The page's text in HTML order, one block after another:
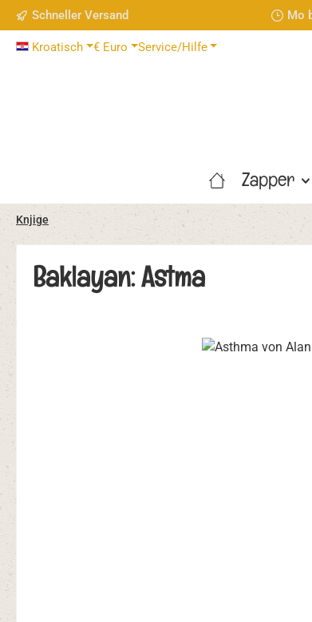
Hauptinhalt springen
Zur Suche springen
Zur Hauptnavigation springen
Schneller Versand Mo
Kroatisch € Euro Service/Hilfe
Zapper
Knjige
Baklayan: Astma